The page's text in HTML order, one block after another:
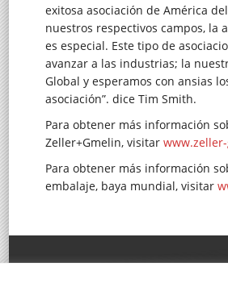
exitosa asociación de América
nuestros respectivos campos, la
es especial. Este tipo de
avanzar a las industrias; la
Global y esperamos con ansias
asociación”. dice Tim Smith.
Para obtener más información
Zeller+Gmelin, visitar
Para obtener más información
embalaje, baya mundial, visitar